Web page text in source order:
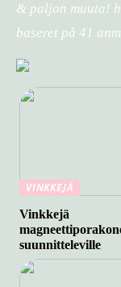
& paljon muuta!
baseret på 41
VINKKEJÄ
Vinkkejä
suunnitteleville